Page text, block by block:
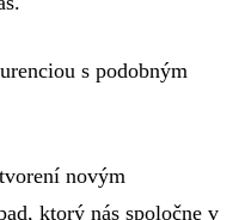
s podobným
novým
ktorý nás spoločne v